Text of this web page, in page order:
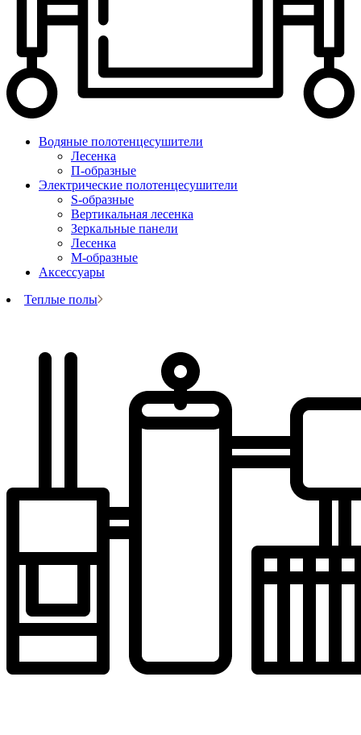
Водяные полотенцесушители
Лесенка
П-образные
Электрические полотенцесушители
S-образные
Вертикальная лесенка
Зеркальные панели
Лесенка
М-образные
Аксессуары
Теплые полы